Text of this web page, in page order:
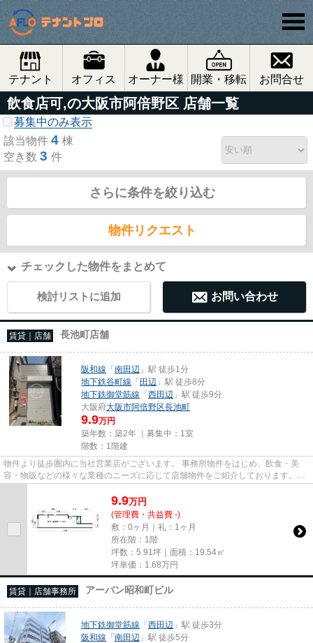
テナント オフィス オーナー様 開業・移転 お問合せ
飲食店可,の大阪市阿倍野区 店舗一覧
募集中のみ表示
該当物件 4 棟
空き数 3 件
さらに条件を絞り込む
物件リクエスト
チェックした物件をまとめて
検討リストに追加 お問い合わせ
賃貸｜店舗 長池町店舗
阪和線 「南田辺 」駅 徒歩1分
地下鉄谷町線 「田辺 」駅 徒歩8分
地下鉄御堂筋線 「西田辺 」駅 徒歩9分
大阪府大阪市阿倍野区長池町
9.9万円
築年数：築2年 ｜募集中： 1室
階数：1階建
物件より徒歩圏内に当社営業店がございます。 事務所物件をはじめ、飲食・美
容・物販などの様々な業種のニーズに応じて店舗物件をご紹介しております。
尚、弊社ではおとり広告は一切...
9.9万円
(管理費・共益費 -)
敷：0ヶ月｜礼：1ヶ月
所在階：1階
坪数：5.91坪｜面積：19.54㎡
坪単価： 1.68万円
賃貸｜店舗事務所 アーバン昭和町ビル
地下鉄御堂筋線 「西田辺 」駅 徒歩3分
阪和線 「南田辺 」駅 徒歩5分